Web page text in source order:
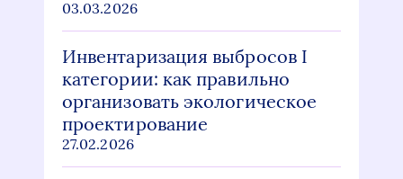
03.03.2026
Инвентаризация выбросов I
категории: как правильно
организовать экологическое
проектирование
27.02.2026